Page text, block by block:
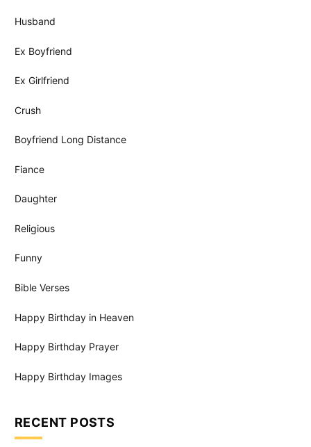
Husband
Ex Boyfriend
Ex Girlfriend
Crush
Boyfriend Long Distance
Fiance
Daughter
Religious
Funny
Bible Verses
Happy Birthday in Heaven
Happy Birthday Prayer
Happy Birthday Images
RECENT POSTS